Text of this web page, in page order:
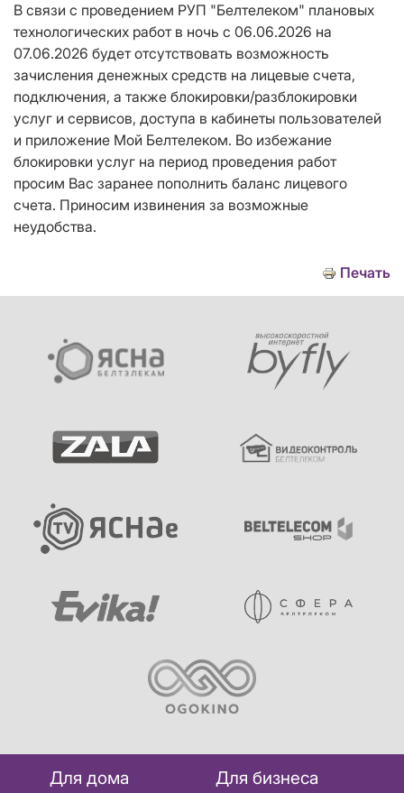
В связи с проведением РУП "Белтелеком" плановых
технологических работ в ночь с 06.06.2026 на
07.06.2026 будет отсутствовать возможность
зачисления денежных средств на лицевые счета,
подключения, а также блокировки/разблокировки
услуг и сервисов, доступа в кабинеты пользователей
и приложение Мой Белтелеком. Во избежание
блокировки услуг на период проведения работ
просим Вас заранее пополнить баланс лицевого
счета. Приносим извинения за возможные
неудобства.
Печать
Для дома Для бизнеса